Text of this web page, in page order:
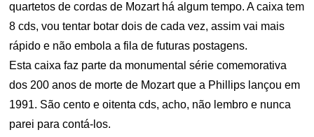
quartetos de cordas de Mozart há algum tempo. A caixa tem
8 cds, vou tentar botar dois de cada vez, assim vai mais
rápido e não embola a fila de futuras postagens.
Esta caixa faz parte da monumental série comemorativa
dos 200 anos de morte de Mozart que a Phillips lançou em
1991. São cento e oitenta cds, acho, não lembro e nunca
parei para contá-los.